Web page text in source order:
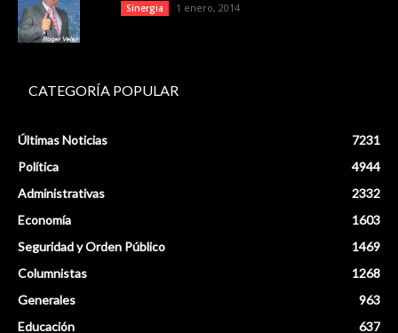
Sinergia 1 enero, 2014
CATEGORÍA POPULAR
Últimas Noticias
7231
Política
4944
Administrativas
2332
Economía
1603
Seguridad y Orden Público
1469
Columnistas
1268
Generales
963
Educación
637